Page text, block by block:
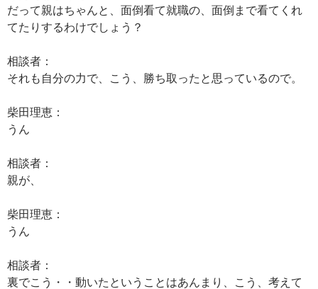
だって親はちゃんと、面倒看て就職の、面倒まで看てくれ
てたりするわけでしょう？
相談者：
それも自分の力で、こう、勝ち取ったと思っているので。
柴田理恵：
うん
相談者：
親が、
柴田理恵：
うん
相談者：
裏でこう・・動いたということはあんまり、こう、考えて